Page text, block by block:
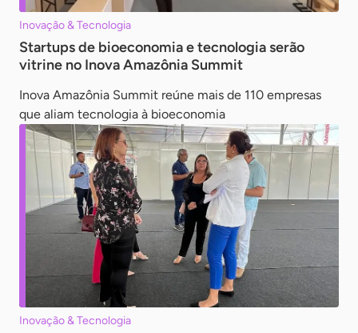
Inovação & Tecnologia
Startups de bioeconomia e tecnologia serão
vitrine no Inova Amazônia Summit
Inova Amazônia Summit reúne mais de 110 empresas
que aliam tecnologia à bioeconomia
Inovação & Tecnologia